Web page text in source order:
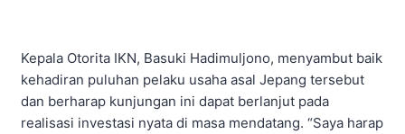
Kepala Otorita IKN, Basuki Hadimuljono, menyambut baik
kehadiran puluhan pelaku usaha asal Jepang tersebut
dan berharap kunjungan ini dapat berlanjut pada
realisasi investasi nyata di masa mendatang. “Saya harap